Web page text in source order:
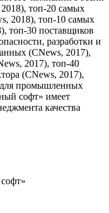
топ-20 самых
2018), топ-10 самых
топ-30 поставщиков
разработки и
(CNews, 2017),
2017), топ-40
(CNews, 2017),
промышленных
cофт» имеет
качества